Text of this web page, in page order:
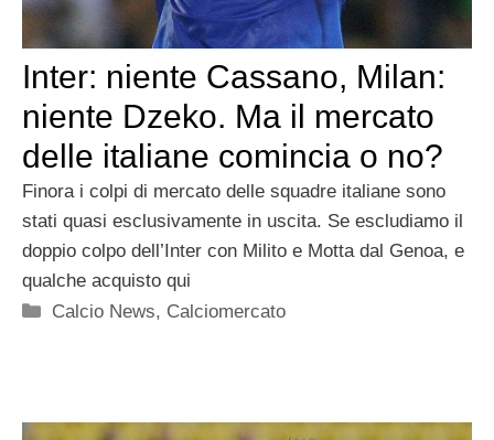
Inter: niente Cassano, Milan:
niente Dzeko. Ma il mercato
delle italiane comincia o no?
Finora i colpi di mercato delle squadre italiane sono
stati quasi esclusivamente in uscita. Se escludiamo il
doppio colpo dell’Inter con Milito e Motta dal Genoa, e
qualche acquisto qui
Categorie
Calcio News, Calciomercato